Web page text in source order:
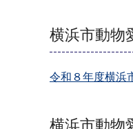
横浜市動物
令和８年度横浜
横浜市動物